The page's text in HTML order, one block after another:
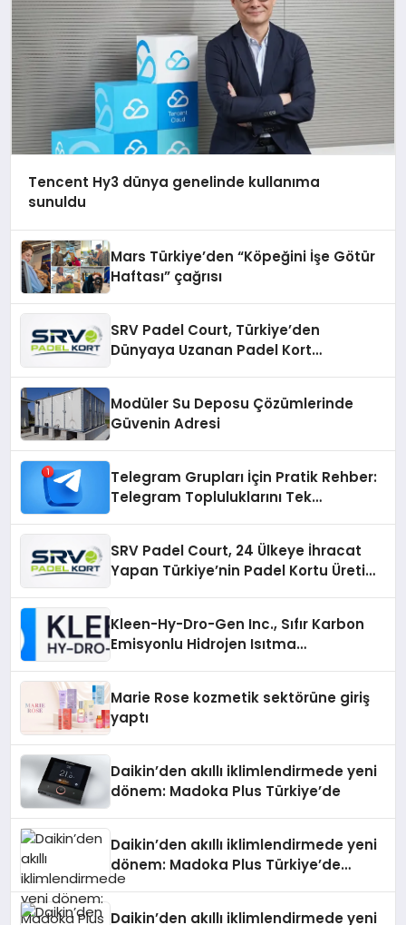
Tencent Hy3 dünya genelinde kullanıma
sunuldu
Mars Türkiye’den “Köpeğini İşe Götür
Haftası” çağrısı
SRV Padel Court, Türkiye’den
Dünyaya Uzanan Padel Kort
Modüler Su Deposu Çözümlerinde
Güvenin Adresi
Telegram Grupları İçin Pratik Rehber:
Telegram Topluluklarını Tek
SRV Padel Court, 24 Ülkeye İhracat
Yapan Türkiye’nin Padel Kortu Üretim
Kleen-Hy-Dro-Gen Inc., Sıfır Karbon
Emisyonlu Hidrojen Isıtma
Marie Rose kozmetik sektörüne giriş
yaptı
Daikin’den akıllı iklimlendirmede yeni
dönem: Madoka Plus Türkiye’de
Daikin’den akıllı iklimlendirmede yeni
dönem: Madoka Plus Türkiye’de
Daikin’in kullanıcı dostu tasarımıyla
Daikin’den akıllı iklimlendirmede yeni